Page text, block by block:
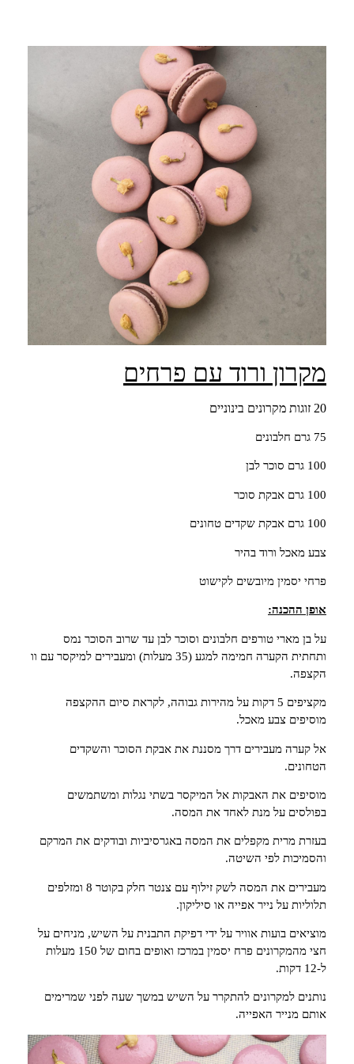
מקרון ורוד עם פרחים
20 זוגות מקרונים בינוניים
75 גרם חלבונים
100 גרם סוכר לבן
100 גרם אבקת סוכר
100 גרם אבקת שקדים טחונים
צבע מאכל ורוד בהיר
פרחי יסמין מיובשים לקישוט
אופן ההכנה:
על בן מארי טורפים חלבונים וסוכר לבן עד שרוב הסוכר נמס
ותחתית הקערה חמימה למגע (35 מעלות) ומעבירים למיקסר עם וו
הקצפה.
מקציפים 5 דקות על מהירות גבוהה, לקראת סיום ההקצפה
מוסיפים צבע מאכל.
אל קערה מעבירים דרך מסננת את אבקת הסוכר והשקדים
הטחונים.
מוסיפים את האבקות אל המיקסר בשתי נגלות ומשתמשים
בפולסים על מנת לאחד את המסה.
בעזרת מרית מקפלים את המסה באגרסיביות ובודקים את המרקם
והסמיכות לפי השיטה.
מעבירים את המסה לשק זילוף עם צנטר חלק בקוטר 8 ומזלפים
תלוליות על נייר אפייה או סיליקון.
מוציאים בועות אוויר על ידי דפיקת התבנית על השיש, מניחים על
חצי מהמקרונים פרח יסמין במרכז ואופים בחום של 150 מעלות
ל-12 דקות.
נותנים למקרונים להתקרר על השיש במשך שעה לפני שמרימים
אותם מנייר האפייה.